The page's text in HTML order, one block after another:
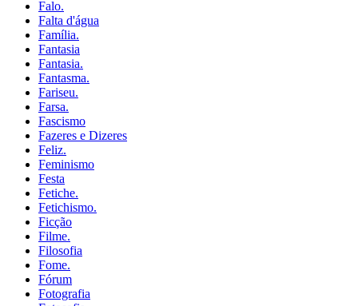
Falo.
Falta d'água
Família.
Fantasia
Fantasia.
Fantasma.
Fariseu.
Farsa.
Fascismo
Fazeres e Dizeres
Feliz.
Feminismo
Festa
Fetiche.
Fetichismo.
Ficção
Filme.
Filosofia
Fome.
Fórum
Fotografia